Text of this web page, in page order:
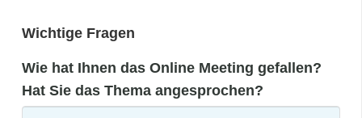
Wichtige Fragen
Wie hat Ihnen das Online Meeting gefallen?
Hat Sie das Thema angesprochen?